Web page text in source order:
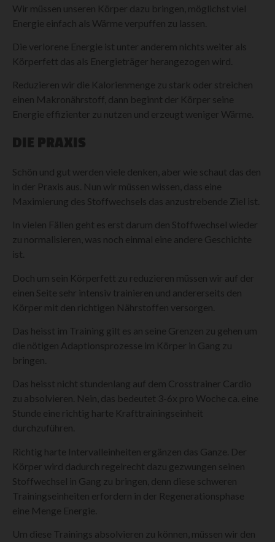
Wir müssen unseren Körper dazu bringen, möglichst viel
Energie einfach als Wärme verpuffen zu lassen.
Die verlorene Energie ist unter anderem nichts weiter als
Körperfett das als Energieträger herangezogen wird.
Reduzieren wir die Kalorienmenge zu stark oder streichen
einen Makronährstoff, dann beginnt der Körper seine
Energie effizienter zu nutzen und erzeugt weniger Wärme.
DIE PRAXIS
Schön und gut werden viele denken, aber wie schaut das den
in der Praxis aus. Nun wir müssen wissen, dass eine
Maximierung des Stoffwechsels das anzustrebende Ziel ist.
In vielen Fällen geht es erst darum den Stoffwechsel wieder
zu normalisieren, was noch einmal eine andere Geschichte
ist.
Doch um sein Körperfett zu reduzieren müssen wir auf der
einen Seite sehr intensiv trainieren und andererseits den
Körper mit den richtigen Nährstoffen versorgen.
Das heisst im Training gilt es an seine Grenzen zu gehen um
die nötigen Adaptionsprozesse im Körper in Gang zu
bringen.
Das heisst nicht stundenlang auf dem Crosstrainer Cardio
zu absolvieren. Nein, das bedeutet 3-6x pro Woche ca. eine
Stunde eine richtig harte Krafttrainingseinheit
durchzuführen.
Richtig harte Intervalleinheiten ergänzen das Ganze. Der
Körper wird dadurch regelrecht dazu gezwungen seinen
Stoffwechsel in Gang zu bringen, denn diese schweren
Trainingseinheiten erfordern in der Regenerationsphase
eine Menge Energie.
Um diese Trainings absolvieren zu können, müssen wir den